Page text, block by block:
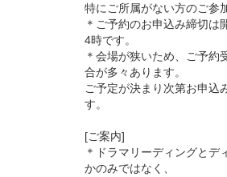
特にご所属がない方のご参
＊ご予約のお申込み締切は
4時です。
＊会場が狭いため、ご予約
合が多々あります。
ご予定が決まり次第お申込
す。
[ご案内]
＊ドラマリーディングとデ
かのみではなく、